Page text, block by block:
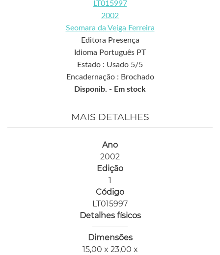
LT015997
2002
Seomara da Veiga Ferreira
Editora Presença
Idioma Português PT
Estado : Usado 5/5
Encadernação : Brochado
Disponib. - Em stock
MAIS DETALHES
Ano
2002
Edição
1
Código
LT015997
Detalhes físicos
Dimensões
15,00 x 23,00 x